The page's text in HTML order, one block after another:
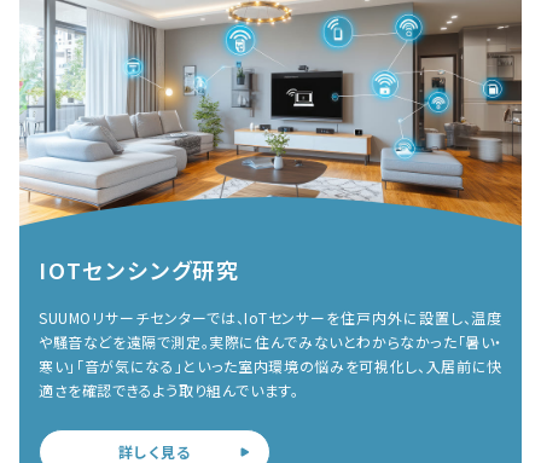
IOTセンシング研究
SUUMOリサーチセンターでは、IoTセンサーを住戸内外に設置し、温度
や騒音などを遠隔で測定。実際に住んでみないとわからなかった「暑い・
寒い」「音が気になる」といった室内環境の悩みを可視化し、入居前に快
適さを確認できるよう取り組んでいます。
詳しく見る